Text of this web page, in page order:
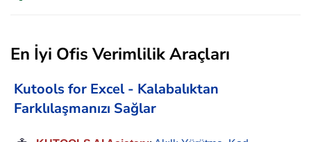
En İyi Ofis Verimlilik Araçları
Kutools for Excel - Kalabalıktan
Farklılaşmanızı Sağlar